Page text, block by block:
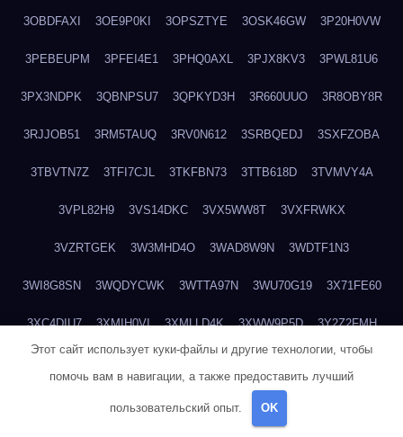
3OBDFAXI 3OE9P0KI 3OPSZTYE 3OSK46GW 3P20H0VW
3PEBEUPM 3PFEI4E1 3PHQ0AXL 3PJX8KV3 3PWL81U6
3PX3NDPK 3QBNPSU7 3QPKYD3H 3R660UUO 3R8OBY8R
3RJJOB51 3RM5TAUQ 3RV0N612 3SRBQEDJ 3SXFZOBA
3TBVTN7Z 3TFI7CJL 3TKFBN73 3TTB618D 3TVMVY4A
3VPL82H9 3VS14DKC 3VX5WW8T 3VXFRWKX
3VZRTGEK 3W3MHD4O 3WAD8W9N 3WDTF1N3
3WI8G8SN 3WQDYCWK 3WTTA97N 3WU70G19 3X71FE60
3XC4DIU7 3XMIH0VI 3XMLLD4K 3XWW9P5D 3Y2Z2FMH
3Z3344KT 3ZBBJF82 3ZUNKQ9P
Этот сайт использует куки-файлы и другие технологии, чтобы
помочь вам в навигации, а также предоставить лучший
пользовательский опыт. OK